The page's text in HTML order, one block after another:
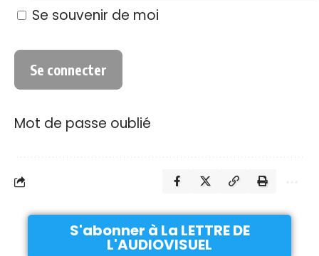
Se souvenir de moi
Mot de passe oublié
S'abonner à La LETTRE DE
L'AUDIOVISUEL